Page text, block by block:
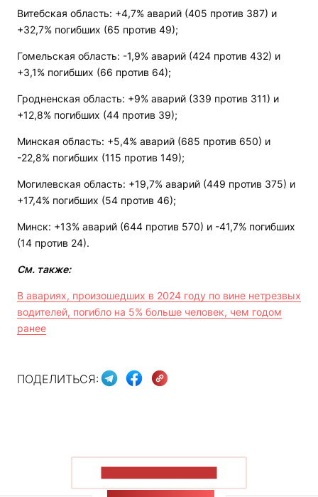
Витебская область: +4,7% аварий (405 против 387) и
+32,7% погибших (65 против 49);
Гомельская область: -1,9% аварий (424 против 432) и
+3,1% погибших (66 против 64);
Гродненская область: +9% аварий (339 против 311) и
+12,8% погибших (44 против 39);
Минская область: +5,4% аварий (685 против 650) и
-22,8% погибших (115 против 149);
Могилевская область: +19,7% аварий (449 против 375) и
+17,4% погибших (54 против 46);
Минск: +13% аварий (644 против 570) и -41,7% погибших
(14 против 24).
См. также:
В авариях, произошедших в 2024 году по вине нетрезвых
водителей, погибло на 5% больше человек, чем годом
ранее
ПОДЕЛИТЬСЯ: